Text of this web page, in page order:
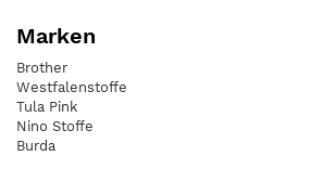
Marken
Brother
Westfalenstoffe
Tula Pink
Nino Stoffe
Burda